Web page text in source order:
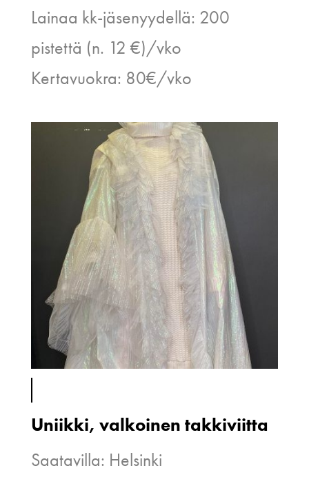
Lainaa kk-jäsenyydellä: 200
pistettä (n. 12 €)/vko
Kertavuokra: 80€/vko
Uniikki, valkoinen takkiviitta
Saatavilla: Helsinki